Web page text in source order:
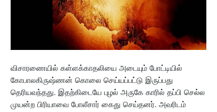
விசாரணையில் கள்ளக்காதலியை அடையும் போட்டியில்
கோபாலகிருஷ்ணன் கொலை செய்யப்பட்டு இருப்பது
தெரியவந்தது. இதற்கிடையே புழல் அருகே காரில் தப்பி செல்ல
முயன்ற பிரியாவை போலீசார் கைது செய்தனர். அவரிடம்